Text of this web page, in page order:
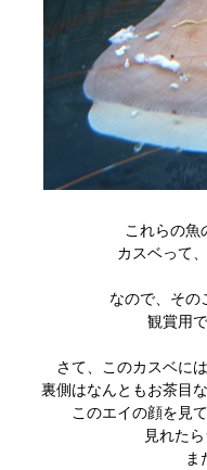
これらの魚
カスベって
なので、その
観賞用
さて、このカスベに
裏側はなんともお茶目
このエイの顔を見
見れた
ま